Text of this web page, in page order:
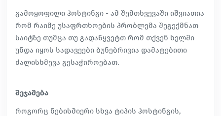
გამოყოფილი ჰოსტინგი - ამ შემთხვევაში იშვიათია
რომ რაიმე უსაფრთხოების პრობლემა შეგექმნათ
საიტზე თუმცა თუ გადაწყვეტთ რომ თქვენ ხელში
უნდა იყოს სადავეები ბუნებრივია დამატებითი
ძალისხმევა გესაჭიროებათ.
შეჯამება
როგორც ნებისმიერი სხვა ტიპის ჰოსტინგის,